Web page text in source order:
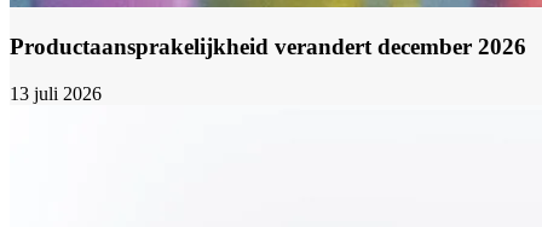
Productaansprakelijkheid verandert december 2026
13 juli 2026